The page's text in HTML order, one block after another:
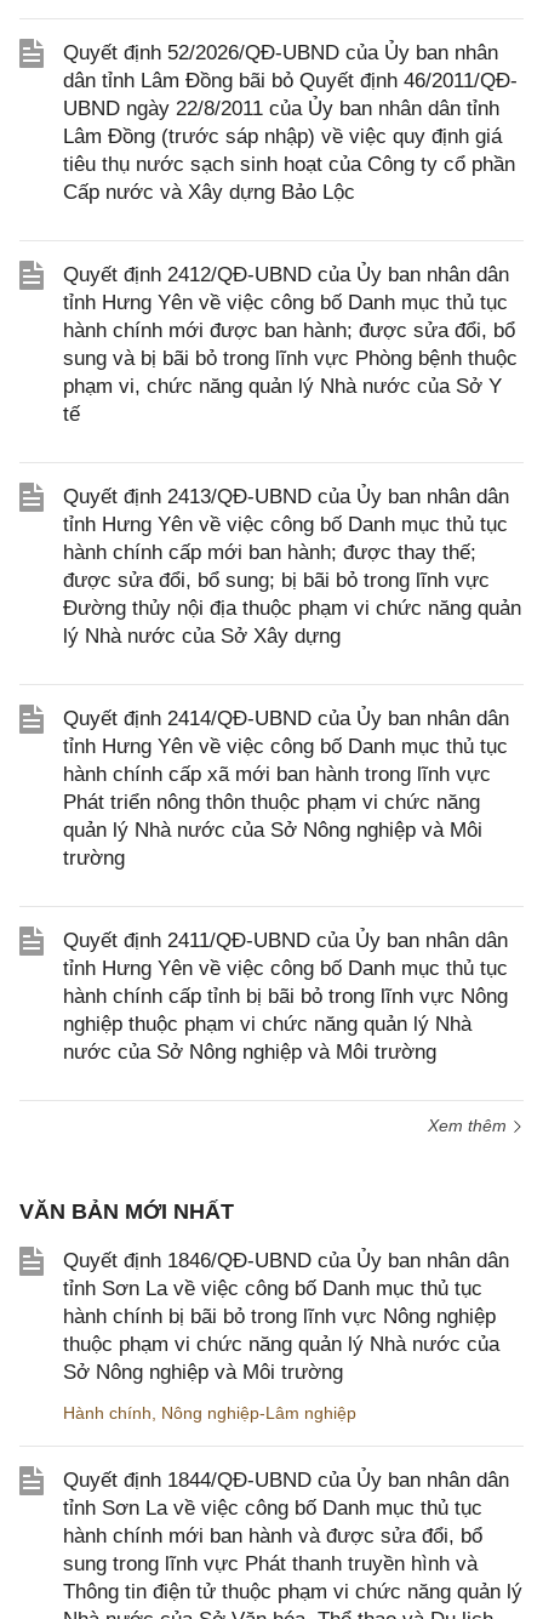
Quyết định 52/2026/QĐ-UBND của Ủy ban nhân
dân tỉnh Lâm Đồng bãi bỏ Quyết định 46/2011/QĐ-
UBND ngày 22/8/2011 của Ủy ban nhân dân tỉnh
Lâm Đồng (trước sáp nhập) về việc quy định giá
tiêu thụ nước sạch sinh hoạt của Công ty cổ phần
Cấp nước và Xây dựng Bảo Lộc
Quyết định 2412/QĐ-UBND của Ủy ban nhân dân
tỉnh Hưng Yên về việc công bố Danh mục thủ tục
hành chính mới được ban hành; được sửa đổi, bổ
sung và bị bãi bỏ trong lĩnh vực Phòng bệnh thuộc
phạm vi, chức năng quản lý Nhà nước của Sở Y
tế
Quyết định 2413/QĐ-UBND của Ủy ban nhân dân
tỉnh Hưng Yên về việc công bố Danh mục thủ tục
hành chính cấp mới ban hành; được thay thế;
được sửa đổi, bổ sung; bị bãi bỏ trong lĩnh vực
Đường thủy nội địa thuộc phạm vi chức năng quản
lý Nhà nước của Sở Xây dựng
Quyết định 2414/QĐ-UBND của Ủy ban nhân dân
tỉnh Hưng Yên về việc công bố Danh mục thủ tục
hành chính cấp xã mới ban hành trong lĩnh vực
Phát triển nông thôn thuộc phạm vi chức năng
quản lý Nhà nước của Sở Nông nghiệp và Môi
trường
Quyết định 2411/QĐ-UBND của Ủy ban nhân dân
tỉnh Hưng Yên về việc công bố Danh mục thủ tục
hành chính cấp tỉnh bị bãi bỏ trong lĩnh vực Nông
nghiệp thuộc phạm vi chức năng quản lý Nhà
nước của Sở Nông nghiệp và Môi trường
Xem thêm
VĂN BẢN MỚI NHẤT
Quyết định 1846/QĐ-UBND của Ủy ban nhân dân
tỉnh Sơn La về việc công bố Danh mục thủ tục
hành chính bị bãi bỏ trong lĩnh vực Nông nghiệp
thuộc phạm vi chức năng quản lý Nhà nước của
Sở Nông nghiệp và Môi trường
Hành chính Nông nghiệp-Lâm nghiệp
Quyết định 1844/QĐ-UBND của Ủy ban nhân dân
tỉnh Sơn La về việc công bố Danh mục thủ tục
hành chính mới ban hành và được sửa đổi, bổ
sung trong lĩnh vực Phát thanh truyền hình và
Thông tin điện tử thuộc phạm vi chức năng quản lý